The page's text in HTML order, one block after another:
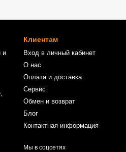
и
Клиентам
Вход в личный кабинет
О нас
Оплата и доставка
Сервис
Обмен и возврат
Блог
Контактная информация
Мы в соцсетях